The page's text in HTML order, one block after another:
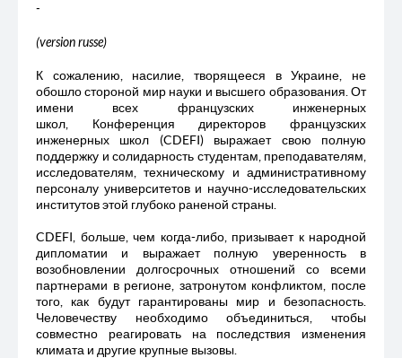
-
(version russe)
К сожалению, насилие, творящееся в Украине, не
обошло стороной мир науки и высшего образования. От
имени всех французских инженерных
школ, Конференция директоров французских
инженерных школ (CDEFI) выражает свою полную
поддержку и солидарность студентам, преподавателям,
исследователям, техническому и административному
персоналу университетов и научно-исследовательских
институтов этой глубоко раненой страны.
CDEFI, больше, чем когда-либо, призывает к народной
дипломатии и выражает полную уверенность в
возобновлении долгосрочных отношений со всеми
партнерами в регионе, затронутом конфликтом, после
того, как будут гарантированы мир и безопасность.
Человечеству необходимо объединиться, чтобы
совместно реагировать на последствия изменения
климата и другие крупные вызовы.